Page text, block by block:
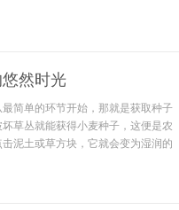
然时光
简单的环节开始，那就是获取种子
草丛就能获得小麦种子，这便是农
泥土或草方块，它就会变为湿润的